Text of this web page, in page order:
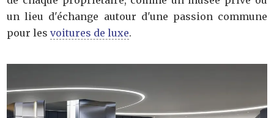
un lieu d'échange autour d'une passion commune
pour lesvoitures de luxe.